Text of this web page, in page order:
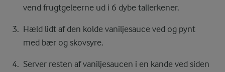
vend frugtgeleerne ud i 6 dybe tallerkener.
Hæld lidt af den kolde vaniljesauce ved og pynt
med bær og skovsyre.
Server resten af vaniljesaucen i en kande ved siden